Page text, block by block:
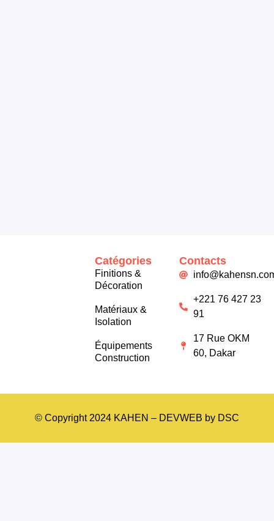
Catégories
Finitions &
Décoration
Matériaux &
Isolation
Équipements
Construction
Contacts
+221 76 427 23
91
17 Rue OKM
60, Dakar
© Copyright 2024 KAHEN – DEVWEB by DSC